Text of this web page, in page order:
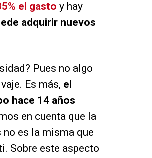
el gasto y hay
adquirir nuevos
Pues no algo
Es más, el
hace 14 años
en cuenta que la
es la misma que
Sobre este aspecto